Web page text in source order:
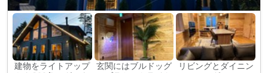
建物をライトアップ 玄関にはブルドッグ
リビングとダイニン